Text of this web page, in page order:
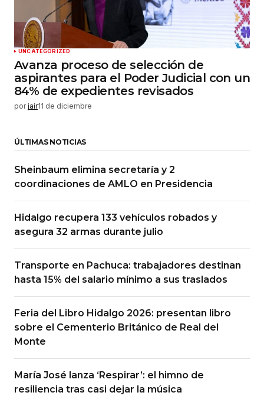
UNCATEGORIZED
Avanza proceso de selección de
aspirantes para el Poder Judicial con un
84% de expedientes revisados
por jair11 de diciembre
ÚLTIMAS NOTICIAS
Sheinbaum elimina secretaría y 2
coordinaciones de AMLO en Presidencia
Hidalgo recupera 133 vehículos robados y
asegura 32 armas durante julio
Transporte en Pachuca: trabajadores destinan
hasta 15% del salario mínimo a sus traslados
Feria del Libro Hidalgo 2026: presentan libro
sobre el Cementerio Británico de Real del
Monte
María José lanza ‘Respirar’: el himno de
resiliencia tras casi dejar la música